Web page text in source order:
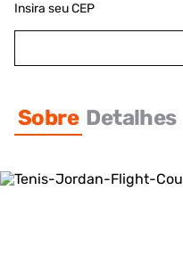
Insira seu CEP
Sobre Detalhes